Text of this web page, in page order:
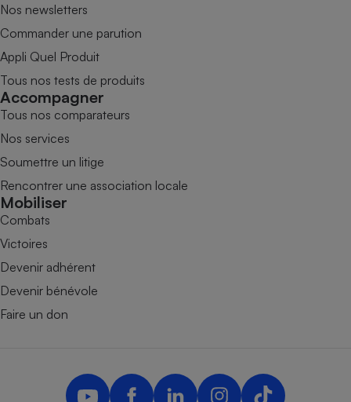
Nos newsletters
Commander une parution
Appli Quel Produit
Tous nos tests de produits
Accompagner
Tous nos comparateurs
Nos services
Soumettre un litige
Rencontrer une association locale
Mobiliser
Combats
Victoires
Devenir adhérent
Devenir bénévole
Faire un don